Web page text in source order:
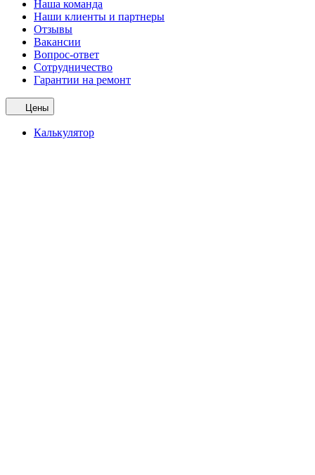
Наша команда
Наши клиенты и партнеры
Отзывы
Вакансии
Вопрос-ответ
Сотрудничество
Гарантии на ремонт
Цены
Калькулятор